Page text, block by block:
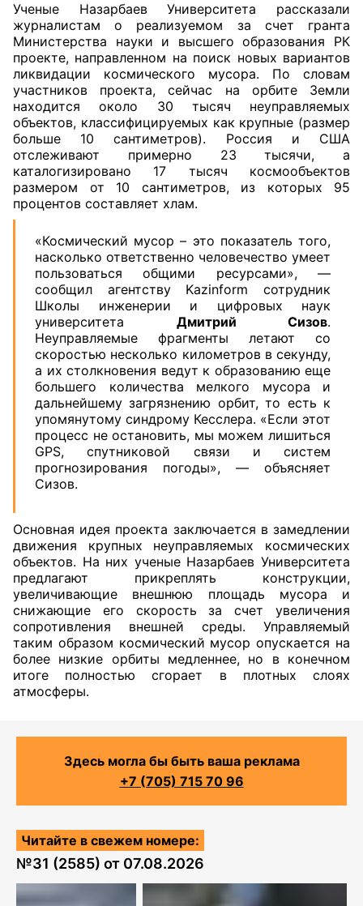
Ученые Назарбаев Университета рассказали
журналистам о реализуемом за счет гранта
Министерства науки и высшего образования РК
проекте, направленном на поиск новых вариантов
ликвидации космического мусора. По словам
участников проекта, сейчас на орбите Земли
находится около 30 тысяч неуправляемых
объектов, классифицируемых как крупные (размер
больше 10 сантиметров). Россия и США
отслеживают примерно 23 тысячи, а
каталогизировано 17 тысяч космообъектов
размером от 10 сантиметров, из которых 95
процентов составляет хлам.
«Космический мусор – это показатель того,
насколько ответственно человечество умеет
пользоваться общими ресурсами», —
сообщил агентству Kazinform сотрудник
Школы инженерии и цифровых наук
университета Дмитрий Сизов.
Неуправляемые фрагменты летают со
скоростью несколько километров в секунду,
а их столкновения ведут к образованию еще
большего количества мелкого мусора и
дальнейшему загрязнению орбит, то есть к
упомянутому синдрому Кесслера. «Если этот
процесс не остановить, мы можем лишиться
GPS, спутниковой связи и систем
прогнозирования погоды», — объясняет
Сизов.
Основная идея проекта заключается в замедлении
движения крупных неуправляемых космических
объектов. На них ученые Назарбаев Университета
предлагают прикреплять конструкции,
увеличивающие внешнюю площадь мусора и
снижающие его скорость за счет увеличения
сопротивления внешней среды. Управляемый
таким образом космический мусор опускается на
более низкие орбиты медленнее, но в конечном
итоге полностью сгорает в плотных слоях
атмосферы.
Здесь могла бы быть ваша реклама
+7 (705) 715 70 96
Читайте в свежем номере:
№31 (2585) от 07.08.2026